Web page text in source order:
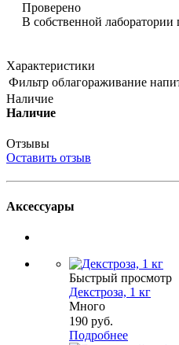
Проверено
В собственной лаборатории
Характеристики
Фильтр облагораживание
Наличие
Наличие
Отзывы
Оставить отзыв
Аксессуары
Быстрый просмотр
Декстроза, 1 кг
Много
190 руб.
Подробнее